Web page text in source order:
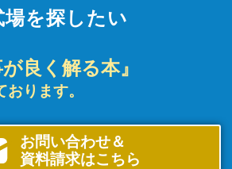
場を探したい
良く解る本』
ります。
お問い合わせ＆
資料請求はこちら